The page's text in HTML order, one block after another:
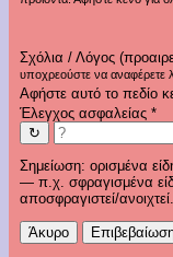
Σχόλια / Λόγος
υποχρεούστε να αναφέρετε
Αφήστε αυτό το πεδίο
Έλεγχος ασφαλείας *
↻
Σημείωση: ορισμένα
— π.χ. σφραγισμένα
αποσφραγιστεί/ανοιχτεί.
Άκυρο